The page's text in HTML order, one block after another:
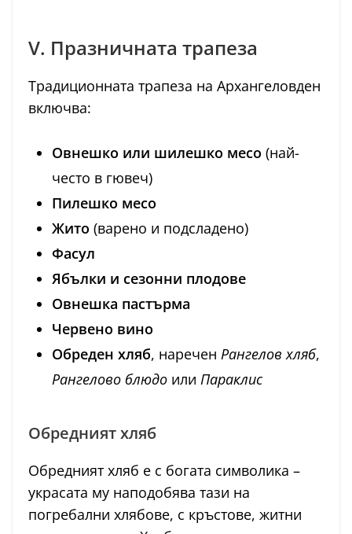
V. Празничната трапеза
Традиционната трапеза на Архангеловден
включва:
Овнешко или шилешко месо (най-
често в гювеч)
Пилешко месо
Жито (варено и подсладено)
Фасул
Ябълки и сезонни плодове
Овнешка пастърма
Червено вино
Обреден хляб, наречен Рангелов хляб,
Рангелово блюдо или Параклис
Обредният хляб
Обредният хляб е с богата символика –
украсата му наподобява тази на
погребални хлябове, с кръстове, житни